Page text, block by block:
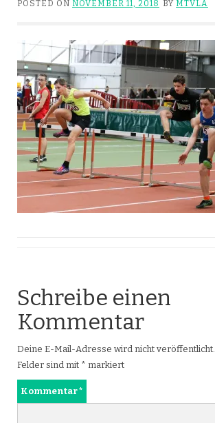
POSTED ON NOVEMBER 11, 2018 BY MTVLA
Schreibe einen
Kommentar
Deine E-Mail-Adresse wird nicht veröffentlicht.
Felder sind mit * markiert
Kommentar*